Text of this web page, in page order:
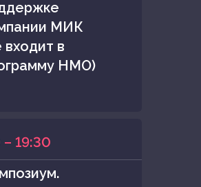
МИК
входит в
НМО)
19:30